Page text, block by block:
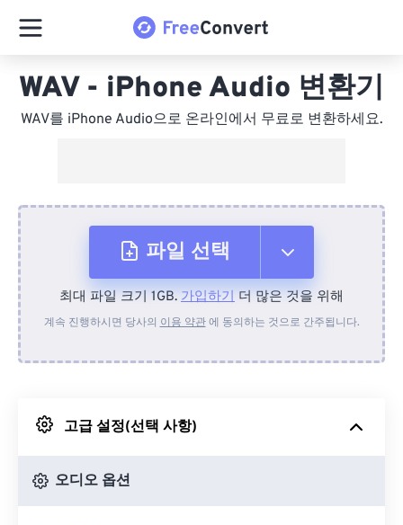
WAV - iPhone Audio 변환기
WAV를 iPhone Audio으로 온라인에서 무료로 변환하세요.
파일 선택
장치에서
Google 드라이브에서
최대 파일 크기 1GB. 가입하기 더 많은 것을 위해
계속 진행하시면 당사의 이용 약관에 동의하는 것으로 간주됩니다.
고급 설정(선택 사항)
오디오 옵션